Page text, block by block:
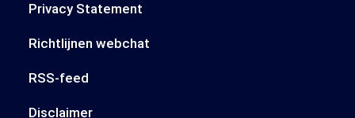
Privacy Statement
Richtlijnen webchat
RSS-feed
Disclaimer